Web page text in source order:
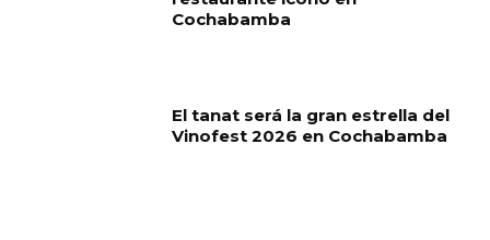
Cochabamba
El tanat será la gran estrella del
Vinofest 2026 en Cochabamba